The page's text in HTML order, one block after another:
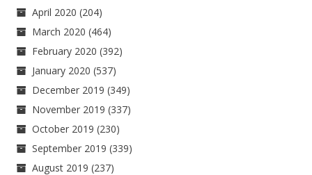
April 2020 (204)
March 2020 (464)
February 2020 (392)
January 2020 (537)
December 2019 (349)
November 2019 (337)
October 2019 (230)
September 2019 (339)
August 2019 (237)